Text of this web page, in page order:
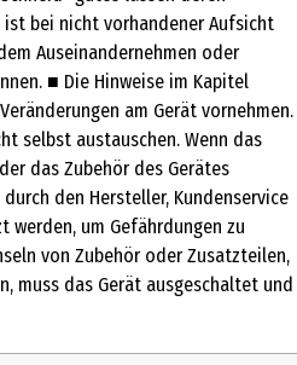
1x Schlitten, 1x Fingerschutz,
ist bei nicht vorhandener Aufsicht
Auseinandernehmen oder
■ Die Hinweise im Kapitel
am Gerät vornehmen.
selbst austauschen. Wenn das
das Zubehör des Gerätes
den Hersteller, Kundenservice
werden, um Gefährdungen zu
von Zubehör oder Zusatzteilen,
muss das Gerät ausgeschaltet und